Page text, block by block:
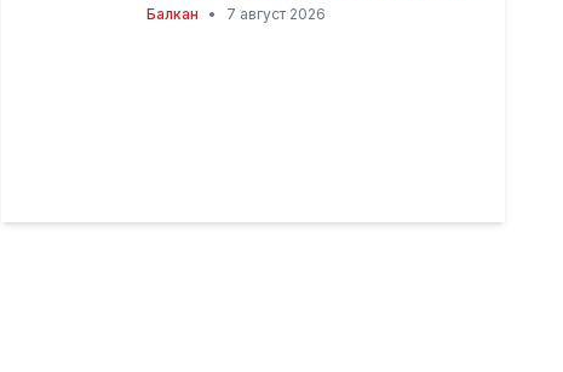
автомобили
Балкан • 7 август 2026